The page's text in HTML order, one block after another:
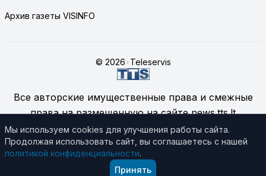
Архив газеты VISINFO
© 2026•Teleservis
Все авторские имущественные права и смежные
права на размещенную на сайте news.tts.lt
информацию принадлежат ЗАО "Telekomunikacinių
technologijų servisas", если не указано иное.
Подробнее об использовании материалов сайта
Мы используем cookies для улучшения работы сайта.
Продолжая использовать сайт, вы соглашаетесь с нашей
политикой конфиденциальности.
Принять